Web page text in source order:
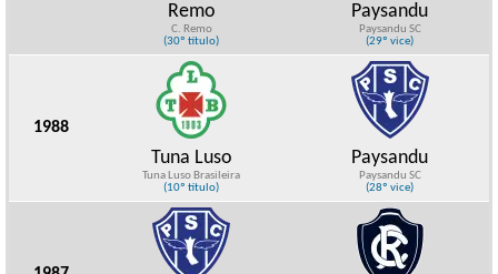
Remo
C. Remo
(30º título)
Paysandu
Paysandu SC
(29º vice)
1988
Tuna Luso
Tuna Luso Brasileira
(10º título)
Paysandu
Paysandu SC
(28º vice)